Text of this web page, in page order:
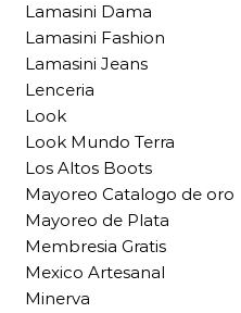
Lamasini Dama
Lamasini Fashion
Lamasini Jeans
Lenceria
Look
Look Mundo Terra
Los Altos Boots
Mayoreo Catalogo de oro
Mayoreo de Plata
Membresia Gratis
Mexico Artesanal
Minerva